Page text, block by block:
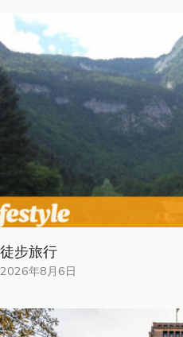
徒步旅行
2026年8月6日